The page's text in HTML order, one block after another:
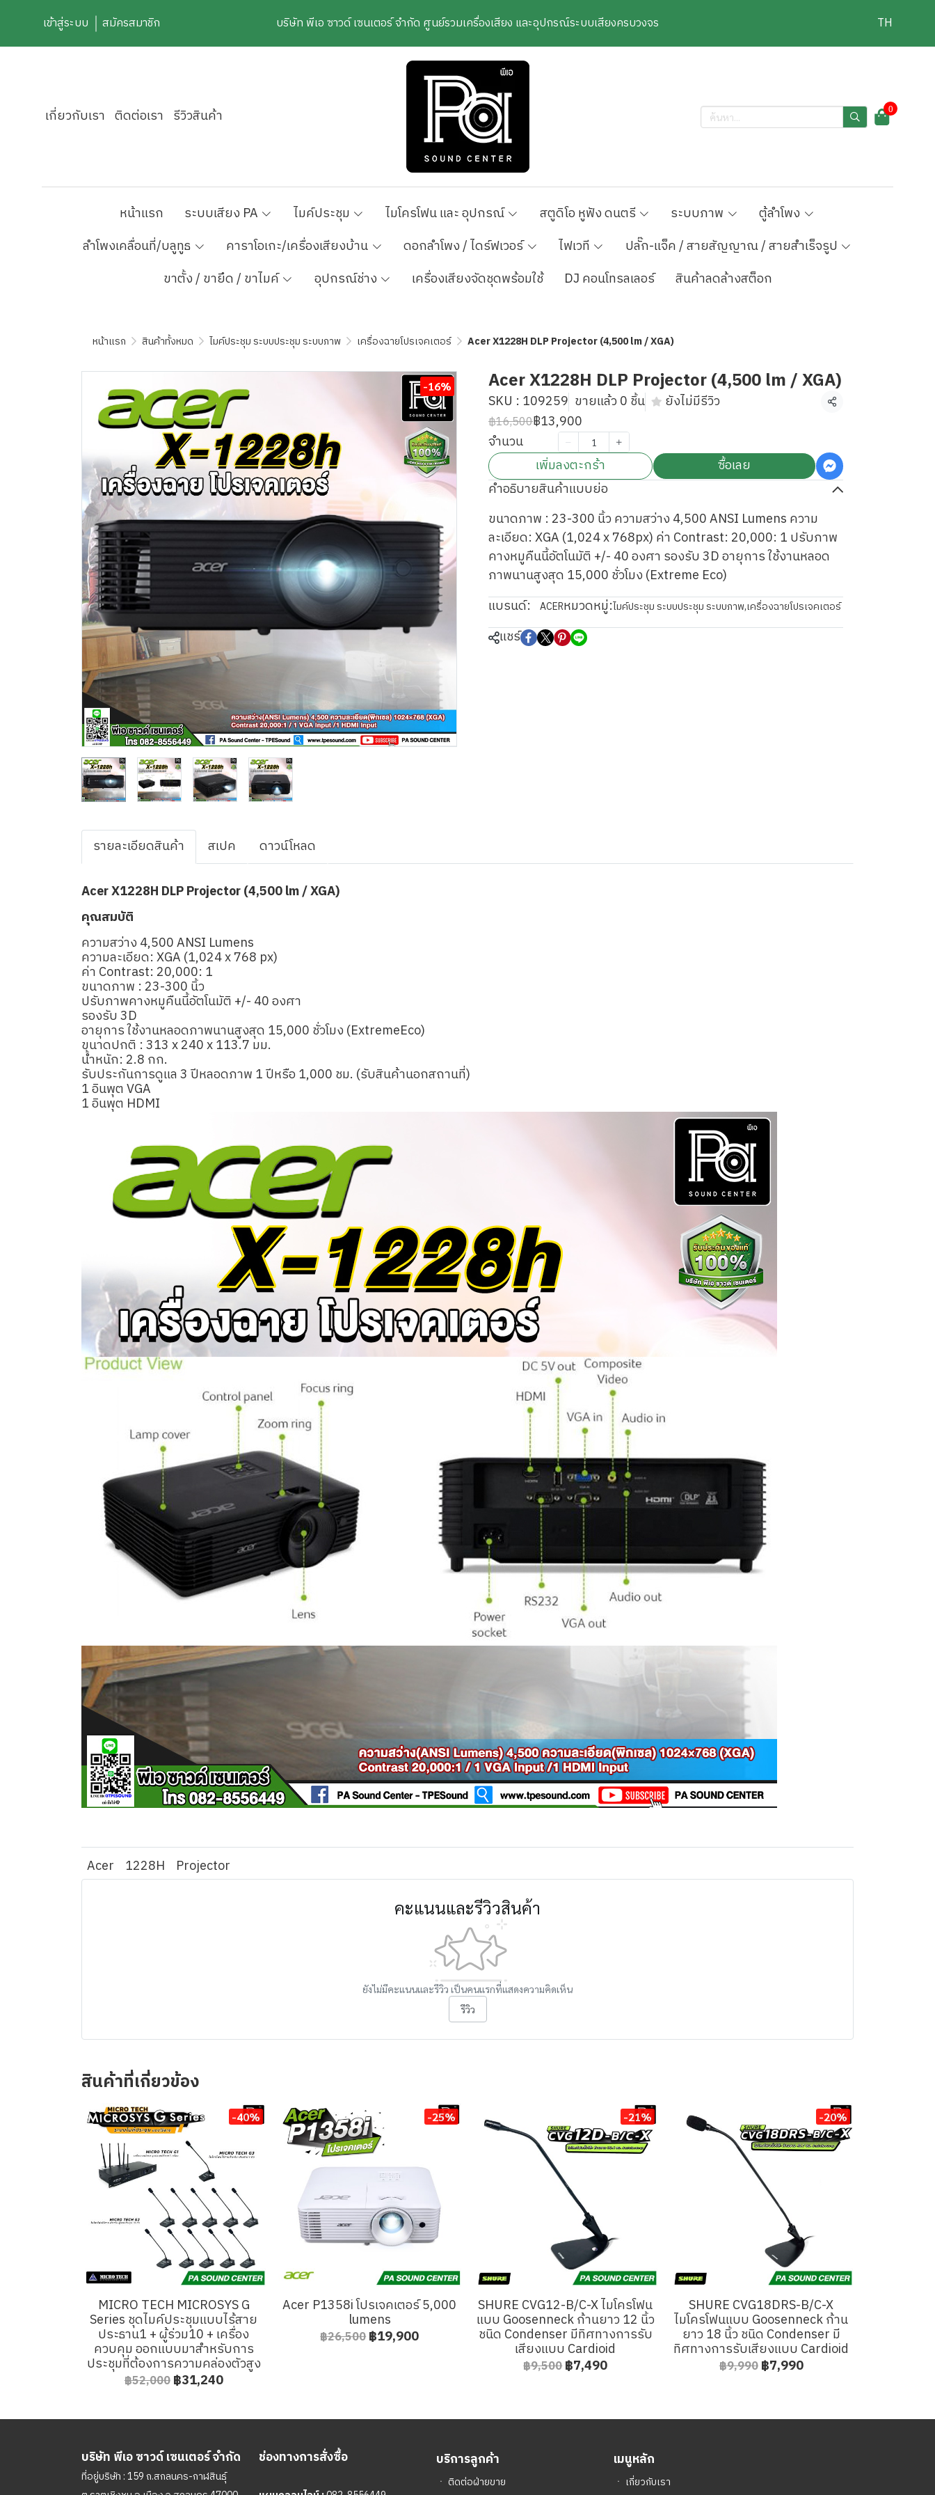
เข้าสู่ระบบ สมัครสมาชิก บริษัท พีเอ ซาวด์ เซนเตอร์ จำกัด ศูนย์รวมเครื่องเสียง และอุปกรณ์ระบบเสียงครบวงจร TH
เกี่ยวกับเรา ติดต่อเรา รีวิวสินค้า 0
หน้าแรก ระบบเสียง PA ไมค์ประชุม ไมโครโฟน และ อุปกรณ์ สตูดิโอ หูฟัง ดนตรี ระบบภาพ
ตู้ลำโพง
ลำโพงเคลื่อนที่/บลูทูธ
คาราโอเกะ/เครื่องเสียงบ้าน ดอกลำโพง / ไดร์ฟเวอร์ ไฟเวที
ปลั๊ก-แจ็ค / สายสัญญาณ / สายสำเร็จรูป
ขาตั้ง / ขายึด / ขาไมค์
อุปกรณ์ช่าง เครื่องเสียงจัดชุดพร้อมใช้ DJ คอนโทรลเลอร์ สินค้าลดล้างสต็อก
หน้าแรก สินค้าทั้งหมด ไมค์ประชุม ระบบประชุม ระบบภาพ เครื่องฉายโปรเจคเตอร์ Acer X1228H DLP Projector (4,500 lm / XGA)
-16% Acer X1228H DLP Projector (4,500 lm / XGA)
SKU : 109259 ขายแล้ว 0 ชิ้น ยังไม่มีรีวิว แชร์
฿16,500฿13,900
จำนวน
เพิ่มลงตะกร้า
ซื้อเลย
คำอธิบายสินค้าแบบย่อ
ขนาดภาพ : 23-300 นิ้ว ความสว่าง 4,500 ANSI Lumens ความ
ละเอียด: XGA (1,024 x 768px) ค่า Contrast: 20,000: 1 ปรับภาพ
คางหมูคืนนี้อัตโนมัติ +/- 40 องศา รองรับ 3D อายุการ ใช้งานหลอด
ภาพนานสูงสุด 15,000 ชั่วโมง (Extreme Eco)
แบรนด์:
ACERหมวดหมู่:ไมค์ประชุม ระบบประชุม ระบบภาพ,เครื่องฉายโปรเจคเตอร์
แชร์
รายละเอียดสินค้า สเปค ดาวน์โหลด
Acer X1228H DLP Projector (4,500 lm / XGA)
คุณสมบัติ
ความสว่าง 4,500 ANSI Lumens
ความละเอียด: XGA (1,024 x 768 px)
ค่า Contrast: 20,000: 1
ขนาดภาพ : 23-300 นิ้ว
ปรับภาพคางหมูคืนนี้อัตโนมัติ +/- 40 องศา
รองรับ 3D
อายุการ ใช้งานหลอดภาพนานสูงสุด 15,000 ชั่วโมง (ExtremeEco)
ขนาดปกติ : 313 x 240 x 113.7 มม.
น้ำหนัก: 2.8 กก.
รับประกันการดูแล 3 ปีหลอดภาพ 1 ปีหรือ 1,000 ชม. (รับสินค้านอกสถานที่)
1 อินพุต VGA
1 อินพุต HDMI
Acer 1228H Projector
คะแนนและรีวิวสินค้า
ยังไม่มีคะแนนและรีวิว เป็นคนแรกที่แสดงความคิดเห็น
รีวิว
สินค้าที่เกี่ยวข้อง
-40%
MICRO TECH MICROSYS G
Series ชุดไมค์ประชุมแบบไร้สาย
ประธาน1 + ผู้ร่วม10 + เครื่อง
ควบคุม ออกแบบมาสำหรับการ
ประชุมที่ต้องการความคล่องตัวสูง
฿52,000฿31,240
-25%
Acer P1358i โปรเจคเตอร์ 5,000
lumens
฿26,500฿19,900
-21%
SHURE CVG12-B/C-X ไมโครโฟน
แบบ Goosenneck ก้านยาว 12 นิ้ว
ชนิด Condenser มีทิศทางการรับ
เสียงแบบ Cardioid
฿9,500฿7,490
-20%
SHURE CVG18DRS-B/C-X
ไมโครโฟนแบบ Goosenneck ก้าน
ยาว 18 นิ้ว ชนิด Condenser มี
ทิศทางการรับเสียงแบบ Cardioid
฿9,990฿7,990
บริษัท พีเอ ซาวด์ เซนเตอร์ จำกัด
ที่อยู่บริษัท : 159 ถ.สกลนคร-กาฬสินธุ์
ช่องทางการสั่งซื้อ บริการลูกค้า
ㆍ ติดต่อฝ่ายขาย
เมนูหลัก
ㆍ เกี่ยวกับเรา